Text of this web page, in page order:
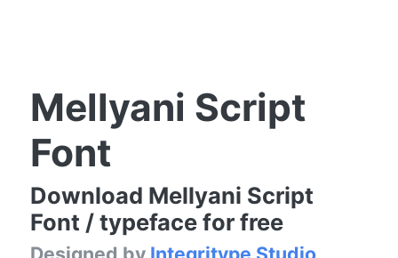
Mellyani Script
Font
Download Mellyani Script
Font / typeface for free